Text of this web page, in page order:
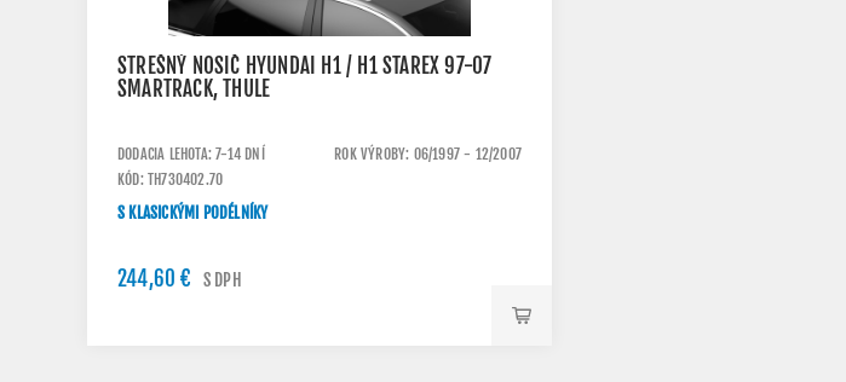
STREŠNÝ NOSIČ HYUNDAI H1 / H1 STAREX 97-07
SMARTRACK, THULE
DODACIA LEHOTA: 7-14 DNÍ
ROK VÝROBY: 06/1997 - 12/2007
KÓD: TH730402.70
S KLASICKÝMI PODÉLNÍKY
244,60 € S DPH